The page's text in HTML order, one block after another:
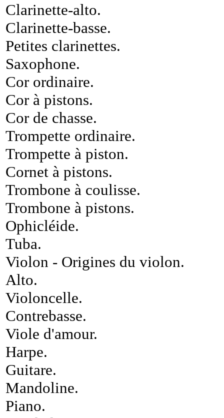
Clarinette-alto.
Clarinette-basse.
Petites clarinettes.
Saxophone.
Cor ordinaire.
Cor à pistons.
Cor de chasse.
Trompette ordinaire.
Trompette à piston.
Cornet à pistons.
Trombone à coulisse.
Trombone à pistons.
Ophicléide.
Tuba.
Violon - Origines du violon.
Alto.
Violoncelle.
Contrebasse.
Viole d'amour.
Harpe.
Guitare.
Mandoline.
Piano.